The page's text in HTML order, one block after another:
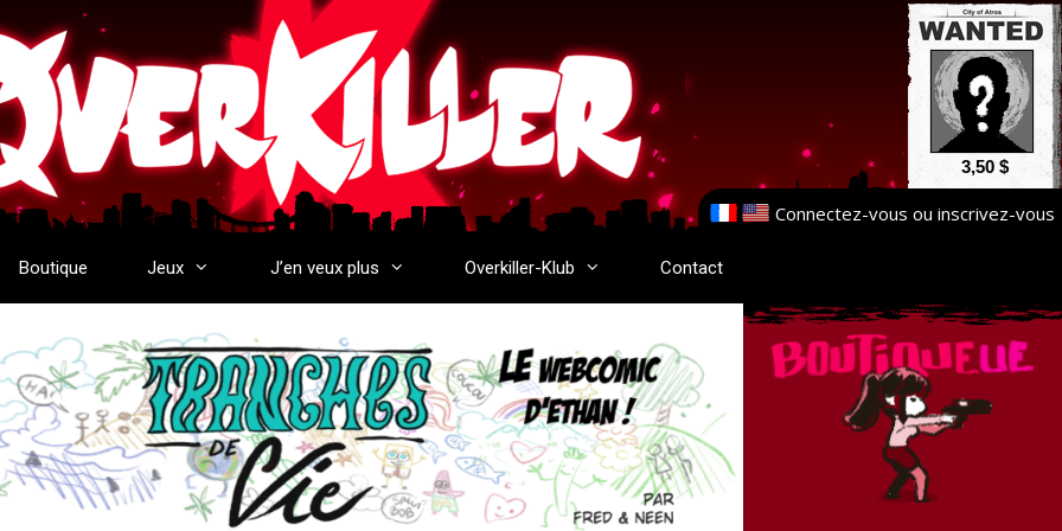
3,50 $
Connectez-vous ou inscrivez-vous
Boutique Jeux J’en veux plus Overkiller-Klub Contact